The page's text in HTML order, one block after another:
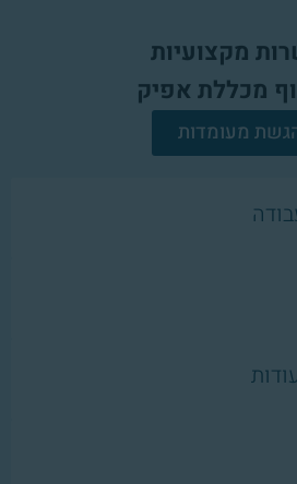
מקצועיות
מכללת אפיק
מעומדות